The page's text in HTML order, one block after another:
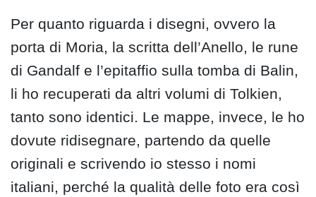
Per quanto riguarda i disegni, ovvero la
porta di Moria, la scritta dell’Anello, le rune
di Gandalf e l’epitaffio sulla tomba di Balin,
li ho recuperati da altri volumi di Tolkien,
tanto sono identici. Le mappe, invece, le ho
dovute ridisegnare, partendo da quelle
originali e scrivendo io stesso i nomi
italiani, perché la qualità delle foto era così